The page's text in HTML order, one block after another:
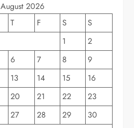
August 2026
T F S
S
1
2
6 7 8
9
13 14 15
16
20 21 22
23
27 28 29
30